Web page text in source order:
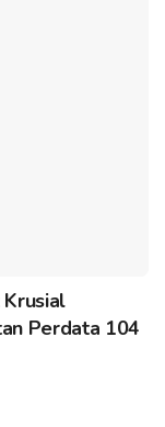
Perdata 104